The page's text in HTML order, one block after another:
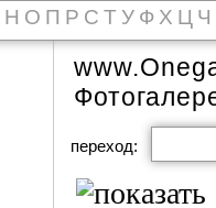
Н О П Р С Т У Ф Х Ц Ч
переход: